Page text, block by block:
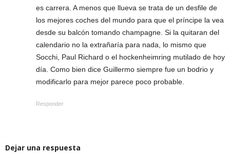
es carrera. A menos que llueva se trata de un desfile de
los mejores coches del mundo para que el príncipe la vea
desde su balcón tomando champagne. Si la quitaran del
calendario no la extrañaría para nada, lo mismo que
Socchi, Paul Richard o el hockenheimring mutilado de hoy
día. Como bien dice Guillermo siempre fue un bodrio y
modificarlo para mejor parece poco probable.
Responder
Dejar una respuesta